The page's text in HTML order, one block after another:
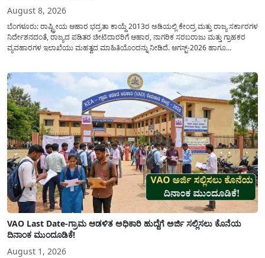
August 8, 2026
ಬೆಂಗಳೂರು: ರಾಷ್ಟ್ರೀಯ ಆಹಾರ ಭದ್ರತಾ ಕಾಯ್ದೆ 2013ರ ಅಡಿಯಲ್ಲಿ ಕೇಂದ್ರ ಮತ್ತು ರಾಜ್ಯ ಸರ್ಕಾರಗಳ
ನಿರ್ದೇಶನದಂತೆ, ರಾಜ್ಯದ ಪಡಿತರ ಚೀಟಿದಾರರಿಗೆ ಆಹಾರ, ನಾಗರಿಕ ಸರಬರಾಜು ಮತ್ತು ಗ್ರಾಹಕರ
ವ್ಯವಹಾರಗಳ ಇಲಾಖೆಯು ಮಹತ್ವದ ಮಾಹಿತಿಯೊಂದನ್ನು ನೀಡಿದೆ. ಆಗಸ್ಟ್-2026 ಹಾಗೂ
VAO Last Date-ಗ್ರಾಮ ಆಡಳಿತ ಅಧಿಕಾರಿ ಹುದ್ದೆಗೆ ಅರ್ಜಿ ಸಲ್ಲಿಸಲು ಕೊನೆಯ
ದಿನಾಂಕ ಮುಂದೂಡಿಕೆ!
August 1, 2026